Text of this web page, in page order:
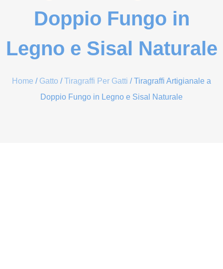
Doppio Fungo in
Legno e Sisal Naturale
Home / Gatto /Tiragraffi Per Gatti / Tiragraffi Artigianale a
Doppio Fungo in Legno e Sisal Naturale